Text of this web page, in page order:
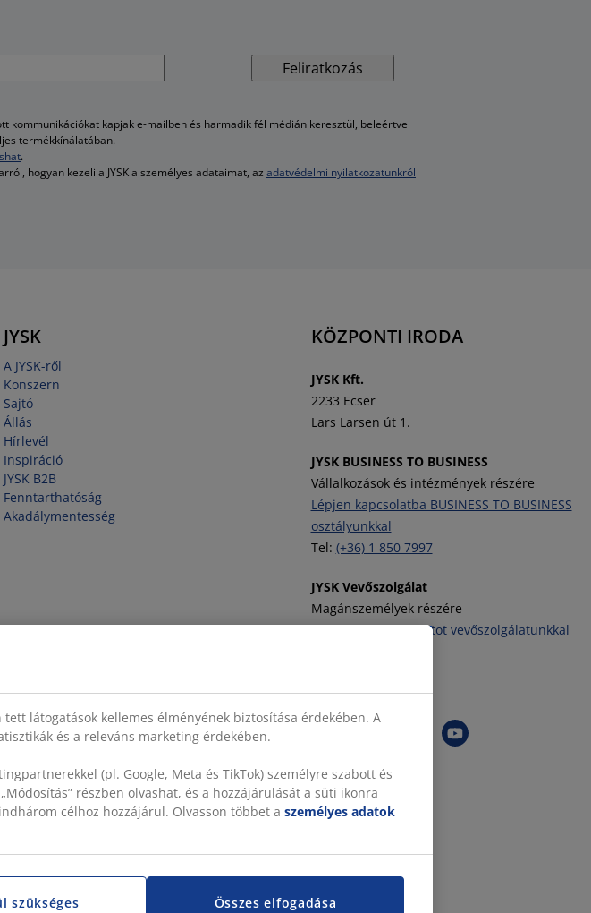
Feliratkozás
kommunikációkat kapjak e-mailben és harmadik fél médián keresztül, beleértve
termékkínálatában.
.
hogyan kezeli a JYSK a személyes adataimat, az adatvédelmi nyilatkozatunkról
JYSK
A JYSK-ről
Konszern
Sajtó
Állás
Hírlevél
Inspiráció
JYSK B2B
Fenntarthatóság
Akadálymentesség
KÖZPONTI IRODA
JYSK Kft.
2233 Ecser
Lars Larsen út 1.
JYSK BUSINESS TO BUSINESS
Vállalkozások és intézmények részére
Lépjen kapcsolatba BUSINESS TO BUSINESS
osztályunkkal
Tel: (+36) 1 850 7997
JYSK Vevőszolgálat
Magánszemélyek részére
Vegye fel a kapcsolatot vevőszolgálatunkkal
JYSK követése
látogatások kellemes élményének biztosítása érdekében. A
és a releváns marketing érdekében.
(pl. Google, Meta és TikTok) személyre szabott és
részben olvashat, és a hozzájárulását a süti ikonra
célhoz hozzájárul. Olvasson többet a személyes adatok
Összes elfogadása
szükséges